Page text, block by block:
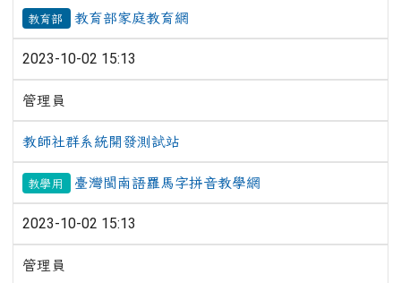
教育部 教育部家庭教育網
2023-10-02 15:13
管理員
教師社群系統開發測試站
教學用 臺灣閩南語羅馬字拼音教學網
2023-10-02 15:13
管理員